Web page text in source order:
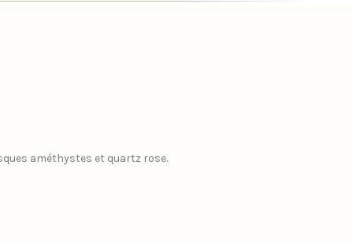
améthystes et quartz rose.